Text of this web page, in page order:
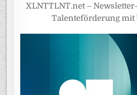
XLNTTLNT.net –
Talenteförderung mit